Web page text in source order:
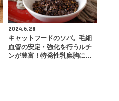
2024.6.28
キャットフードのソバ。毛細
血管の安定・強化を行うルチ
ンが豊富！特発性乳糜胸に…